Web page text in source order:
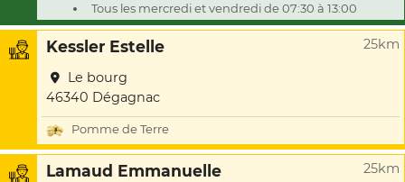
Tous les mercredi et vendredi de 07:30 à 13:00
Kessler Estelle 25km
Le bourg
46340 Dégagnac
Pomme de Terre
Lamaud Emmanuelle 25km